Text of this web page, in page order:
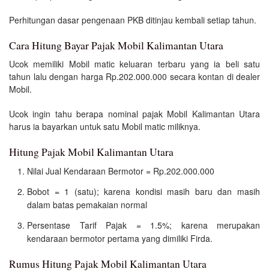
Perhitungan dasar pengenaan PKB ditinjau kembali setiap tahun.
Cara Hitung Bayar Pajak Mobil Kalimantan Utara
Ucok memiliki Mobil matic keluaran terbaru yang ia beli satu
tahun lalu dengan harga Rp.202.000.000 secara kontan di dealer
Mobil.
Ucok ingin tahu berapa nominal pajak Mobil Kalimantan Utara
harus ia bayarkan untuk satu Mobil matic miliknya.
Hitung Pajak Mobil Kalimantan Utara
Nilai Jual Kendaraan Bermotor = Rp.202.000.000
Bobot = 1 (satu); karena kondisi masih baru dan masih
dalam batas pemakaian normal
Persentase Tarif Pajak = 1.5%; karena merupakan
kendaraan bermotor pertama yang dimiliki Firda.
Rumus Hitung Pajak Mobil Kalimantan Utara